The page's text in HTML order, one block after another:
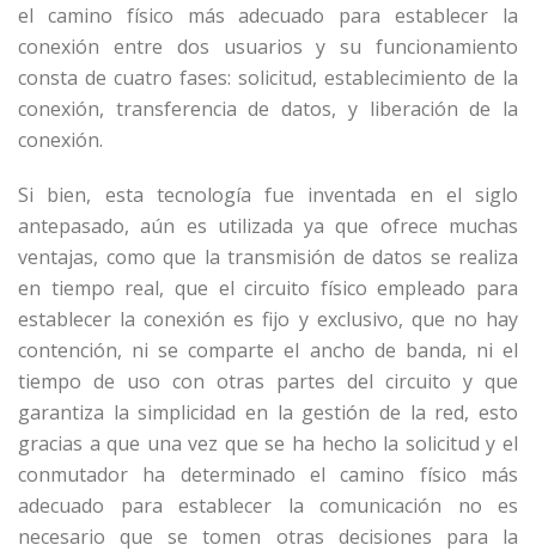
el camino físico más adecuado para establecer la
conexión entre dos usuarios y su funcionamiento
consta de cuatro fases: solicitud, establecimiento de la
conexión, transferencia de datos, y liberación de la
conexión.
Si bien, esta tecnología fue inventada en el siglo
antepasado, aún es utilizada ya que ofrece muchas
ventajas, como que la transmisión de datos se realiza
en tiempo real, que el circuito físico empleado para
establecer la conexión es fijo y exclusivo, que no hay
contención, ni se comparte el ancho de banda, ni el
tiempo de uso con otras partes del circuito y que
garantiza la simplicidad en la gestión de la red, esto
gracias a que una vez que se ha hecho la solicitud y el
conmutador ha determinado el camino físico más
adecuado para establecer la comunicación no es
necesario que se tomen otras decisiones para la